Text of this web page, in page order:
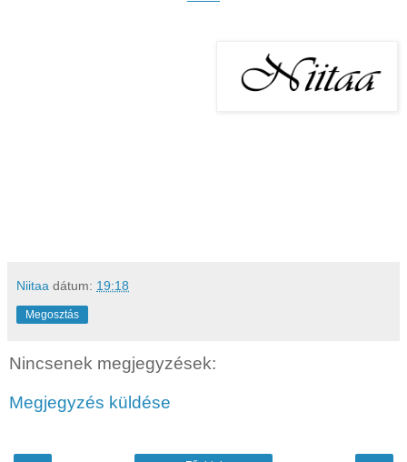
Niitaa dátum: 19:18
Megosztás
Nincsenek megjegyzések:
Megjegyzés küldése